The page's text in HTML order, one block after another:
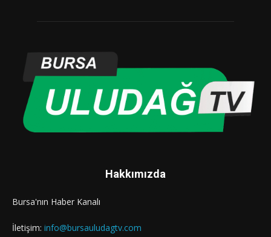
Hakkımızda
Bursa'nın Haber Kanalı
İletişim: info@bursauludagtv.com